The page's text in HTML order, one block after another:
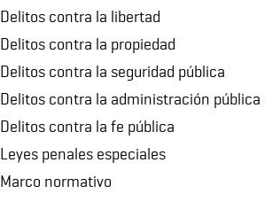
Delitos contra la libertad
Delitos contra la propiedad
Delitos contra la seguridad pública
Delitos contra la administración pública
Delitos contra la fe pública
Leyes penales especiales
Marco normativo